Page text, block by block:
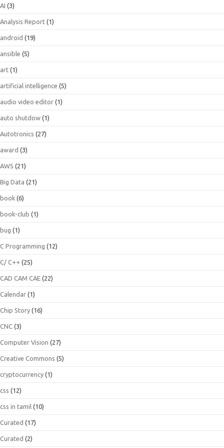
AI (3)
Analysis Report (1)
android (19)
ansible (5)
art (1)
artificial intelligence (5)
audio video editor (1)
auto shutdow (1)
Autotronics (27)
award (3)
AWS (21)
Big Data (21)
book (6)
book-club (1)
bug (1)
C Programming (12)
C/ C++ (25)
CAD CAM CAE (22)
Calendar (1)
Chip Story (16)
CNC (3)
Computer Vision (27)
Creative Commons (5)
cryptocurrency (1)
css (12)
css in tamil (10)
Curated (17)
Curated (2)